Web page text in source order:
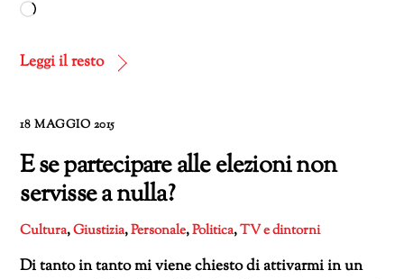
Caricamento
corso…
Leggi il resto
18 MAGGIO 2015
E se partecipare alle elezioni non
servisse a nulla?
Cultura,Giustizia,Personale,Politica,TV e dintorni
Di tanto in tanto mi viene chiesto di attivarmi in un